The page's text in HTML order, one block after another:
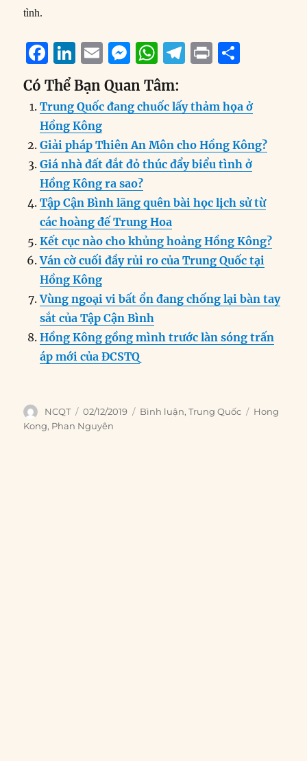
tình.
F
a
c
e
b
o
o
k
Li
n
k
e
d
I
n
E
m
ai
l
M
ss
e
n
g
er
W
h
at
s
A
p
T
e
g
r
a
P
n
t
a
re
Có Thể Bạn Quan Tâm:
Trung Quốc đang chuốc lấy thảm họa ở
Hồng Kông
Giải pháp Thiên An Môn cho Hồng Kông?
Giá nhà đất đắt đỏ thúc đẩy biểu tình ở
Hồng Kông ra sao?
Tập Cận Bình lãng quên bài học lịch sử từ
các hoàng đế Trung Hoa
Kết cục nào cho khủng hoảng Hồng Kông?
Ván cờ cuối đầy rủi ro của Trung Quốc tại
Hồng Kông
Vùng ngoại vi bất ổn đang chống lại bàn tay
sắt của Tập Cận Bình
Hồng Kông gồng mình trước làn sóng trấn
áp mới của ĐCSTQ
Author
NCQT
Posted
on
02/12/2019 Categories
Bình luận,Trung Quốc Tags
Hong
Kong, Phan Nguyên